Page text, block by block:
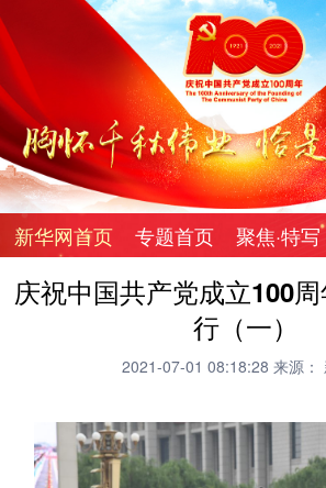
新华网首页 专题首页 聚焦·特写
庆祝中国共产党成立100
行（一）
2021-07-01 08:18:28 来源：